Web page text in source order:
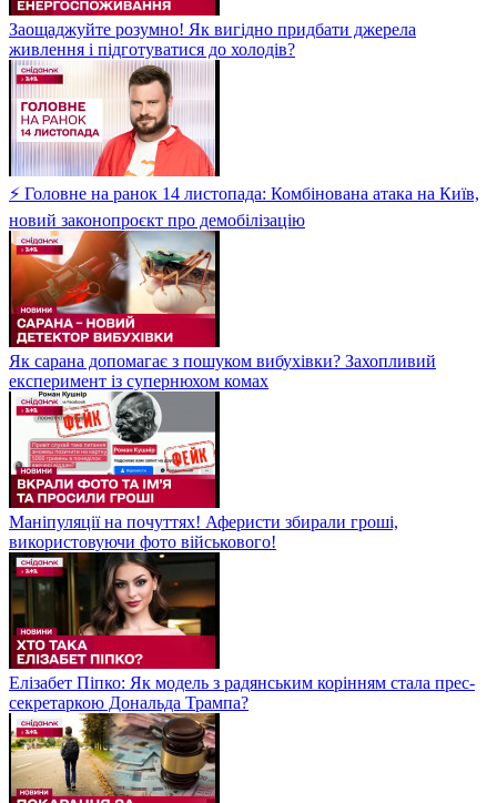
Заощаджуйте розумно! Як вигідно придбати джерела
живлення і підготуватися до холодів?
⚡ Головне на ранок 14 листопада: Комбінована атака на Київ,
новий законопроєкт про демобілізацію
Як сарана допомагає з пошуком вибухівки? Захопливий
експеримент із супернюхом комах
Маніпуляції на почуттях! Аферисти збирали гроші,
використовуючи фото військового!
Елізабет Піпко: Як модель з радянським корінням стала прес-
секретаркою Дональда Трампа?